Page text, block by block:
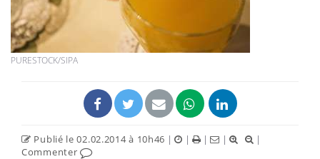
PURESTOCK/SIPA
Publié le 02.02.2014 à 10h46 | | | |
|
Commenter